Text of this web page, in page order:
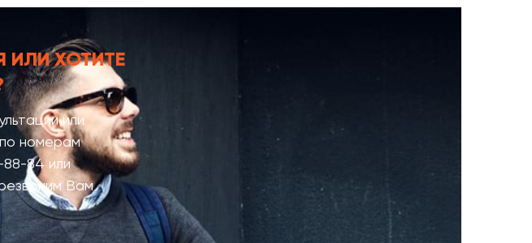
ИЛИ ХОТИТЕ
или
номерам
88-84 или
Вам